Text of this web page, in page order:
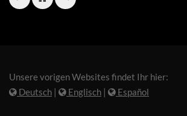
Unsere vorigen Websites findet Ihr hier:
Deutsch | Englisch | Español